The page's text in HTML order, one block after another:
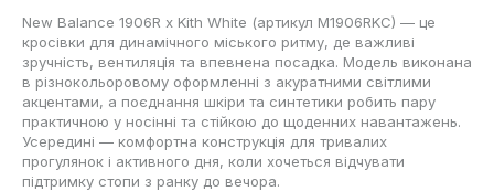
New Balance 1906R x Kith White (артикул M1906RKC) — це
кросівки для динамічного міського ритму, де важливі
зручність, вентиляція та впевнена посадка. Модель виконана
в різнокольоровому оформленні з акуратними світлими
акцентами, а поєднання шкіри та синтетики робить пару
практичною у носінні та стійкою до щоденних навантажень.
Усередині — комфортна конструкція для тривалих
прогулянок і активного дня, коли хочеться відчувати
підтримку стопи з ранку до вечора.